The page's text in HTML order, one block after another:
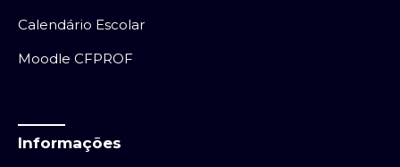
Calendário Escolar
Moodle CFPROF
Informações